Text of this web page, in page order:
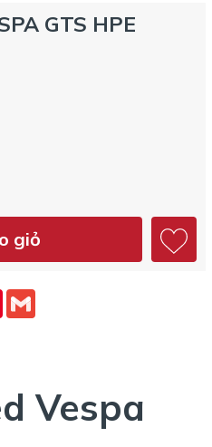
GTS HPE
giỏ
Pinterest
Vespa